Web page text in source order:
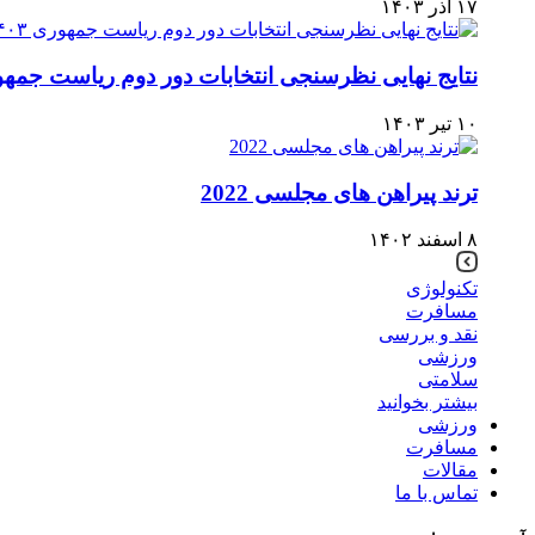
۱۷ آذر ۱۴۰۳
نتایج نهایی نظرسنجی انتخابات دور دوم ریاست‌
۱۰ تیر ۱۴۰۳
ترند پیراهن های مجلسی 2022
۸ اسفند ۱۴۰۲
تکنولوژی
مسافرت
نقد و بررسی
ورزشی
سلامتی
بیشتر بخوانید
ورزشی
مسافرت
مقالات
تماس با ما